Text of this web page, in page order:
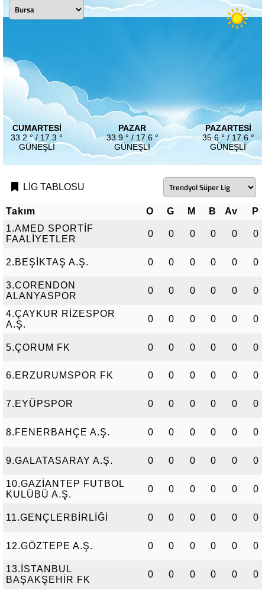
CUMARTESI
33.2 ° / 17.3 °
GÜNEŞLI
PAZAR
33.9 ° / 17.6 °
GÜNEŞLI
PAZARTESI
35.6 ° / 17.6 °
GÜNEŞLI
LİG TABLOSU
Takım O G M B Av
P
1.AMED SPORTİF
FAALİYETLER
0 0 0 0 0 0
2.BEŞİKTAŞ A.Ş. 0 0 0 0 0 0
3.CORENDON
ALANYASPOR
0 0 0 0 0 0
4.ÇAYKUR RİZESPOR
A.Ş.
0 0 0 0 0 0
5.ÇORUM FK 0 0 0 0 0 0
6.ERZURUMSPOR FK 0 0 0 0 0 0
7.EYÜPSPOR 0 0 0 0 0 0
8.FENERBAHÇE A.Ş. 0 0 0 0 0 0
9.GALATASARAY A.Ş. 0 0 0 0 0 0
10.GAZİANTEP FUTBOL
KULÜBÜ A.Ş.
0 0 0 0 0 0
11.GENÇLERBİRLİĞİ 0 0 0 0 0 0
12.GÖZTEPE A.Ş. 0 0 0 0 0 0
13.İSTANBUL
BAŞAKŞEHİR FK
0 0 0 0 0 0